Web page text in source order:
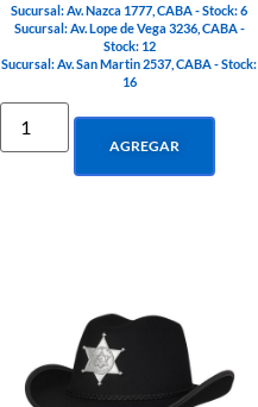
Sucursal: Av. Nazca 1777, CABA - Stock: 6
Sucursal: Av. Lope de Vega 3236, CABA -
Stock: 12
Sucursal: Av. San Martin 2537, CABA - Stock:
16
AGREGAR